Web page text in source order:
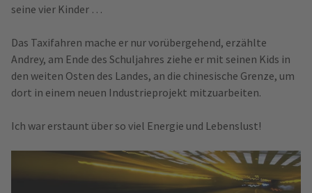
seine vier Kinder …
Das Taxifahren mache er nur vorübergehend, erzählte
Andrey, am Ende des Schuljahres ziehe er mit seinen Kids in
den weiten Osten des Landes, an die chinesische Grenze, um
dort in einem neuen Industrieprojekt mitzuarbeiten.
Ich war erstaunt über so viel Energie und Lebenslust!